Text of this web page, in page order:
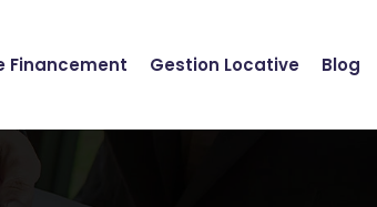
Financement Gestion Locative Blog